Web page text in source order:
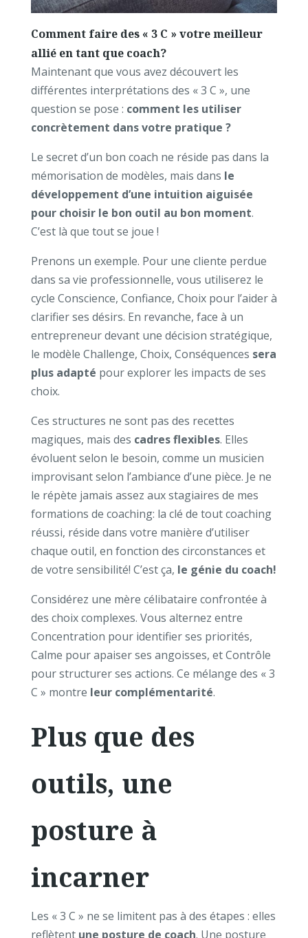
Comment faire des « 3 C » votre meilleur
allié en tant que coach?
Maintenant que vous avez découvert les
différentes interprétations des « 3 C », une
question se pose : comment les utiliser
concrètement dans votre pratique ?
Le secret d’un bon coach ne réside pas dans la
mémorisation de modèles, mais dans le
développement d’une intuition aiguisée
pour choisir le bon outil au bon moment.
C’est là que tout se joue !
Prenons un exemple. Pour une cliente perdue
dans sa vie professionnelle, vous utiliserez le
cycle Conscience, Confiance, Choix pour l’aider à
clarifier ses désirs. En revanche, face à un
entrepreneur devant une décision stratégique,
le modèle Challenge, Choix, Conséquences sera
plus adapté pour explorer les impacts de ses
choix.
Ces structures ne sont pas des recettes
magiques, mais des cadres flexibles. Elles
évoluent selon le besoin, comme un musicien
improvisant selon l’ambiance d’une pièce. Je ne
le répète jamais assez aux stagiaires de mes
formations de coaching: la clé de tout coaching
réussi, réside dans votre manière d’utiliser
chaque outil, en fonction des circonstances et
de votre sensibilité! C’est ça, le génie du coach!
Considérez une mère célibataire confrontée à
des choix complexes. Vous alternez entre
Concentration pour identifier ses priorités,
Calme pour apaiser ses angoisses, et Contrôle
pour structurer ses actions. Ce mélange des « 3
C » montre leur complémentarité.
Plus que des
outils, une
posture à
incarner
Les « 3 C » ne se limitent pas à des étapes : elles
reflètent une posture de coach. Une posture